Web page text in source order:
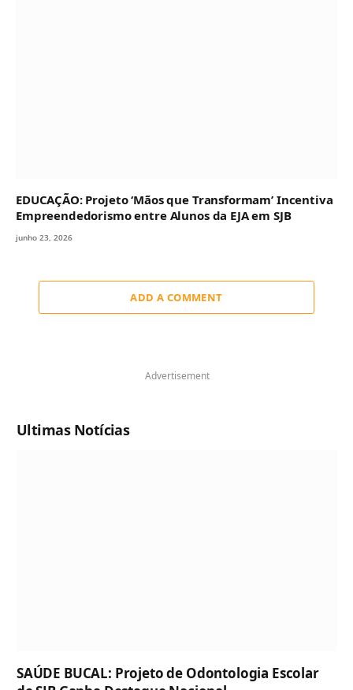
EDUCAÇÃO: Projeto ‘Mãos que Transformam’ Incentiva
Empreendedorismo entre Alunos da EJA em SJB
junho 23, 2026
ADD A COMMENT
Advertisement
Ultimas Notícias
SAÚDE BUCAL: Projeto de Odontologia Escolar